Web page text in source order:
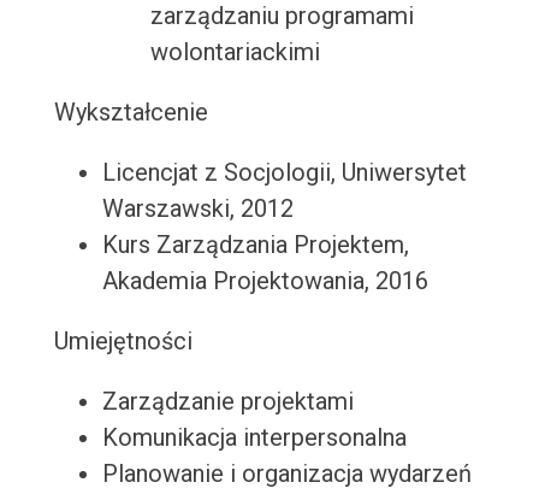
zarządzaniu programami
wolontariackimi
Wykształcenie
Licencjat z Socjologii, Uniwersytet
Warszawski, 2012
Kurs Zarządzania Projektem,
Akademia Projektowania, 2016
Umiejętności
Zarządzanie projektami
Komunikacja interpersonalna
Planowanie i organizacja wydarzeń